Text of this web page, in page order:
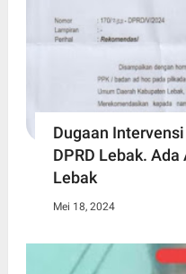
Dugaan
DPRD Lebak. Ada
Lebak
Mei 18, 2024